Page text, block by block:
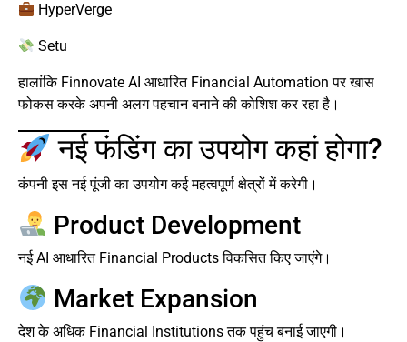
HyperVerge
Setu
हालांकि Finnovate AI आधारित Financial Automation पर खास
फोकस करके अपनी अलग पहचान बनाने की कोशिश कर रहा है।
नई फंडिंग का उपयोग कहां होगा?
कंपनी इस नई पूंजी का उपयोग कई महत्वपूर्ण क्षेत्रों में करेगी।
Product Development
नई AI आधारित Financial Products विकसित किए जाएंगे।
Market Expansion
देश के अधिक Financial Institutions तक पहुंच बनाई जाएगी।